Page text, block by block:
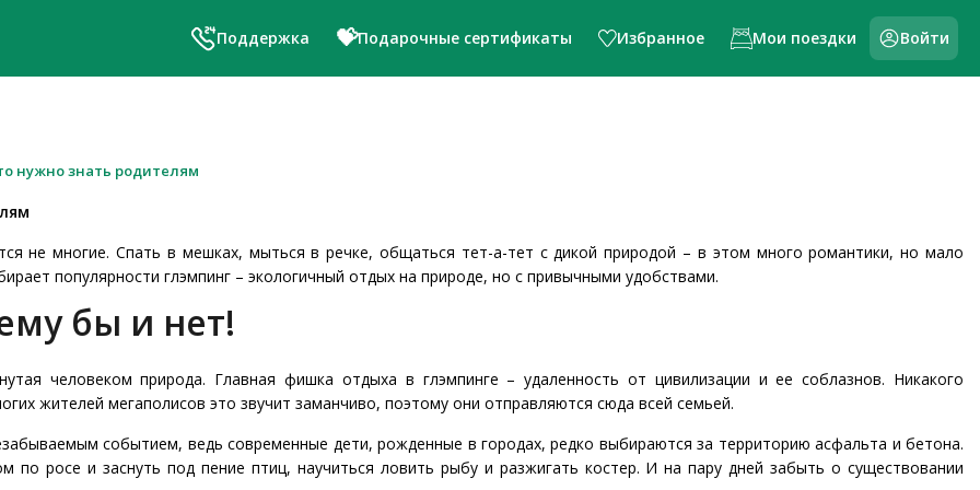
Поддержка 💝Подарочные сертификаты Избранное Мои поездки Войти
нужно знать родителям
не многие. Спать в мешках, мыться в речке, общаться тет-а-тет с дикой природой – в этом много романтики, но мало
популярности глэмпинг – экологичный отдых на природе, но с привычными удобствами.
бы и нет!
человеком природа. Главная фишка отдыха в глэмпинге – удаленность от цивилизации и ее соблазнов. Никакого
жителей мегаполисов это звучит заманчиво, поэтому они отправляются сюда всей семьей.
событием, ведь современные дети, рожденные в городах, редко выбираются за территорию асфальта и бетона.
по росе и заснуть под пение птиц, научиться ловить рыбу и разжигать костер. И на пару дней забыть о существовании